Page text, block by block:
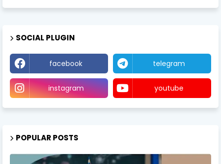
SOCIAL PLUGIN
facebook telegram
instagram youtube
POPULAR POSTS